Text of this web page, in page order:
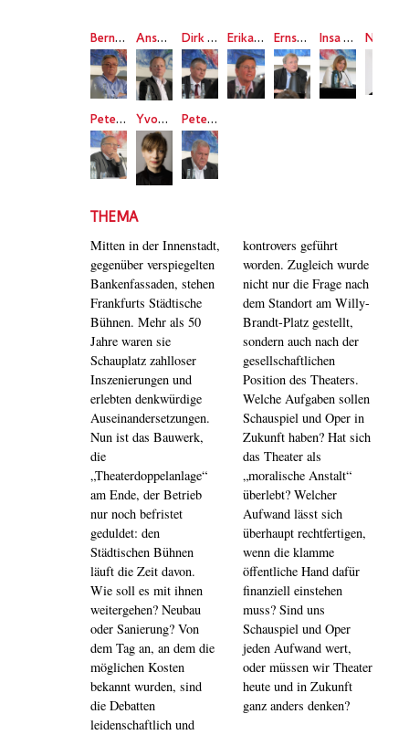
Bernd Loebe Anselm Weber Dirk Pilz Erika Fischer-Lichte Ernst Ulrich Scheffler Insa Wilke
Peter Böhm Yvonne Büdenhölzer Peter Iden
THEMA
Mitten in der Innenstadt,
gegenüber verspiegelten
Bankenfassaden, stehen
Frankfurts Städtische
Bühnen. Mehr als 50
Jahre waren sie
Schauplatz zahlloser
Inszenierungen und
erlebten denkwürdige
Auseinandersetzungen.
Nun ist das Bauwerk,
die
„Theaterdoppelanlage“
am Ende, der Betrieb
nur noch befristet
geduldet: den
Städtischen Bühnen
läuft die Zeit davon.
Wie soll es mit ihnen
weitergehen? Neubau
oder Sanierung? Von
dem Tag an, an dem die
möglichen Kosten
bekannt wurden, sind
die Debatten
leidenschaftlich und
kontrovers geführt
worden. Zugleich wurde
nicht nur die Frage nach
dem Standort am Willy-
Brandt-Platz gestellt,
sondern auch nach der
gesellschaftlichen
Position des Theaters.
Welche Aufgaben sollen
Schauspiel und Oper in
Zukunft haben? Hat sich
das Theater als
„moralische Anstalt“
überlebt? Welcher
Aufwand lässt sich
überhaupt rechtfertigen,
wenn die klamme
öffentliche Hand dafür
finanziell einstehen
muss? Sind uns
Schauspiel und Oper
jeden Aufwand wert,
oder müssen wir Theater
heute und in Zukunft
ganz anders denken?